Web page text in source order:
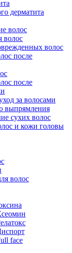
дерматита
волос
волос
волос
после
после
за волосами
выпрямления
сухих волос
и кожи головы
волос
face